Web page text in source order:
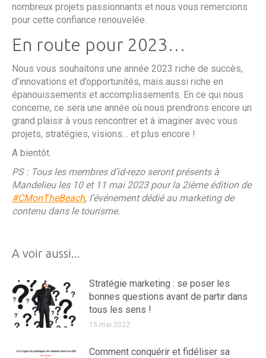
nombreux projets passionnants et nous vous remercions
pour cette confiance renouvelée.
En route pour 2023…
Nous vous souhaitons une année 2023 riche de succès,
d’innovations et d’opportunités, mais aussi riche en
épanouissements et accomplissements. En ce qui nous
concerne, ce sera une année où nous prendrons encore un
grand plaisir à vous rencontrer et à imaginer avec vous
projets, stratégies, visions… et plus encore !
A bientôt.
PS : Tous les membres d’id-rezo seront présents à
Mandelieu les 10 et 11 mai 2023 pour la 2ième édition de
#CMonTheBeach, l’événement dédié au marketing de
contenu dans le tourisme.
A voir aussi...
Stratégie marketing : se poser les
bonnes questions avant de partir dans
tous les sens !
15 mai 2022
Comment conquérir et fidéliser sa